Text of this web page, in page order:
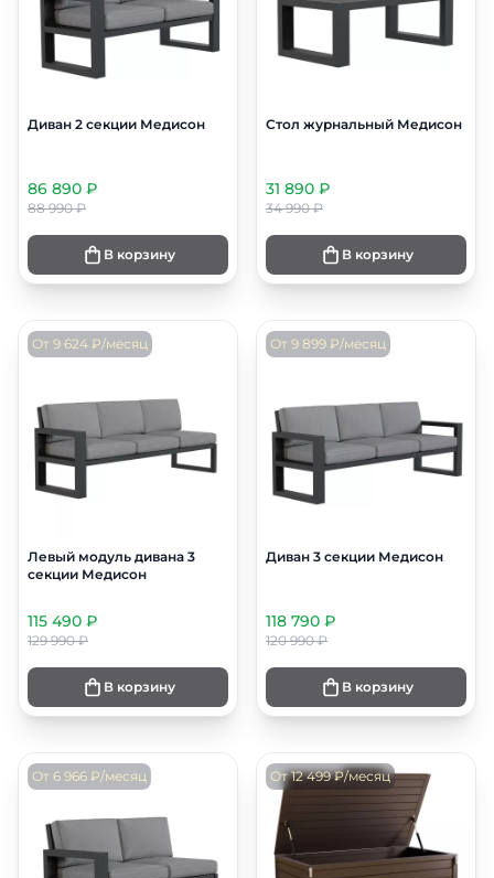
Диван 2 секции Медисон
86 890 ₽
88 990 ₽
В корзину
Стол журнальный Медисон
31 890 ₽
34 990 ₽
В корзину
От 9 624 ₽/месяц
Левый модуль дивана 3
секции Медисон
115 490 ₽
129 990 ₽
В корзину
От 9 899 ₽/месяц
Диван 3 секции Медисон
118 790 ₽
120 990 ₽
В корзину
От 6 966 ₽/месяц От 12 499 ₽/месяц